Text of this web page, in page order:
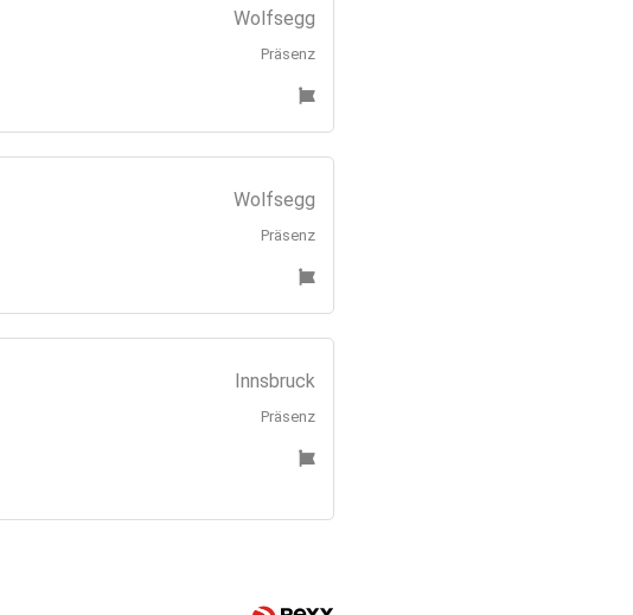
Wolfsegg
Präsenz
Wolfsegg
Präsenz
Innsbruck
Präsenz